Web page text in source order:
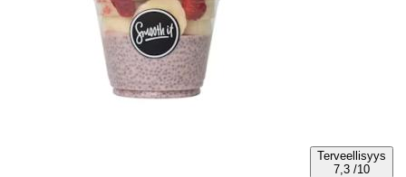
Terveellisyys
7,3 /10